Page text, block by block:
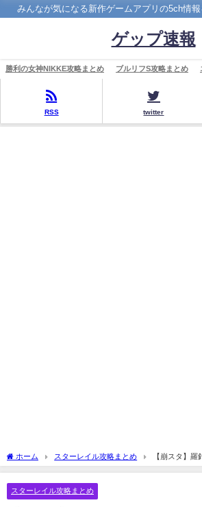
みんなが気になる新作ゲームアプリの5ch情報
ゲップ速報
勝利の女神NIKKE攻略まとめ ブルリフS攻略まとめ
RSS twitter
ホーム スターレイル攻略まとめ
【崩スタ】羅
ぐるぐる回してる方が早く完成する
スターレイル攻略まとめ